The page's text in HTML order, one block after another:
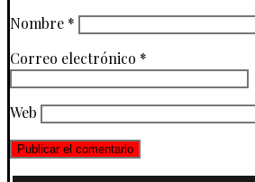
Nombre *
Correo electrónico *
Web